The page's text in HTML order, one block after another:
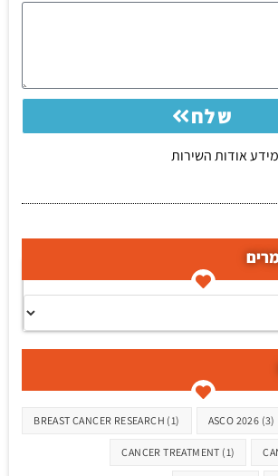
אודות השירות
שלח
ASCO 2026 (3)
BREAST CANCER RESEARCH (1)
CANCER TREATMENT (1)